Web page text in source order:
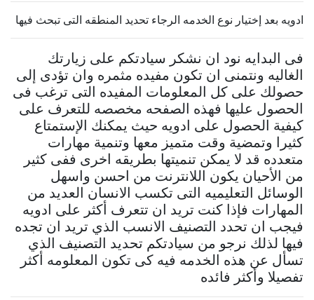
ادويه بعد إختيار نوع الخدمه الرجاء تحديد المنطقه التى تبحث فيها
فى البدايه نود ان نشكر سيادتكم على زيارتك
الغاليه ونتمنى ان تكون مفيده مثمره وان تؤدى إلى
حصولك على كل المعلومات المفيده التى ترغب فى
الحصول عليها فهذه الصفحه مخصصه للتعرف على
كيفية الحصول على ادويه حيث يمكنك الإستمتاع
كثيرا وتمضية وقت متميز معها وتنمية مهارات
متعدده قد لا يمكن تنميتها بطريقه اخرى ففى كثير
من الأحيان يكون اللانترنت من احسن واسهل
الوسائل التعليميه التى تكسب الانسان العديد من
المهارات فإذا كنت تريد ان تتعرف أكثر على ادويه
فيجب ان تحدد التصنيف الانسب الذي تريد ان تجده
فيها لذلك نرجو من سيادتكم تحديد التصنيف الذي
تسأل عن هذه الخدمه فيه كى تكون المعلومه أكثر
تفصيلا وأكثر فائده